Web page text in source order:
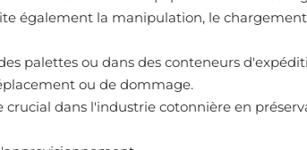
également la manipulation, le
palettes ou dans des conteneurs
ou de dommage.
crucial dans l'industrie cotonnière en